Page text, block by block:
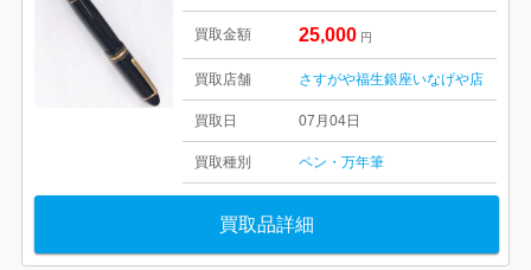
買取金額 25,000 円
買取店舗 さすがや福生銀座いなげや店
買取日 07月04日
買取種別 ペン・万年筆
買取品詳細